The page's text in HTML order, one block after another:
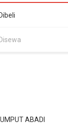
ABADI